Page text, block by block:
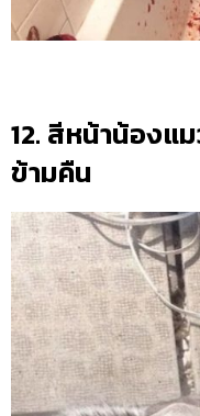
12. สีหน้าน้องแ
ข้ามคืน